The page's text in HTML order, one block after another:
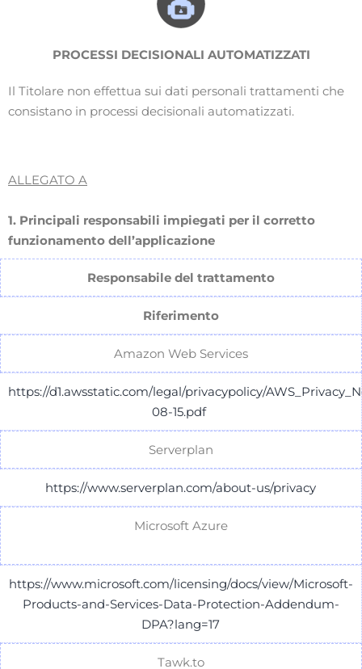
PROCESSI DECISIONALI AUTOMATIZZATI
Il Titolare non effettua sui dati personali trattamenti che
consistano in processi decisionali automatizzati.
ALLEGATO A
1. Principali responsabili impiegati per il corretto
funzionamento dell’applicazione
Responsabile del trattamento
Riferimento
Amazon Web Services
https://d1.awsstatic.com/legal/privacypolicy/
08-15.pdf
Serverplan
https://www.serverplan.com/about-us/privacy
Microsoft Azure
https://www.microsoft.com/licensing/docs/view/Microsoft-
Products-and-Services-Data-Protection-Addendum-
DPA?lang=17
Tawk.to